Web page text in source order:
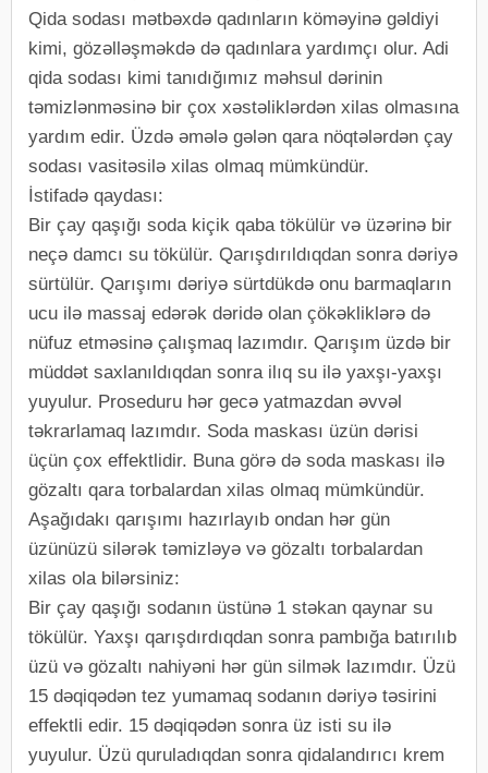
Qida sodası mətbəxdə qadınların köməyinə gəldiyi
kimi, gözəlləşməkdə də qadınlara yardımçı olur. Adi
qida sodası kimi tanıdığımız məhsul dərinin
təmizlənməsinə bir çox xəstəliklərdən xilas olmasına
yardım edir. Üzdə əmələ gələn qara nöqtələrdən çay
sodası vasitəsilə xilas olmaq mümkündür.
İstifadə qaydası:
Bir çay qaşığı soda kiçik qaba tökülür və üzərinə bir
neçə damcı su tökülür. Qarışdırıldıqdan sonra dəriyə
sürtülür. Qarışımı dəriyə sürtdükdə onu barmaqların
ucu ilə massaj edərək dəridə olan çökəkliklərə də
nüfuz etməsinə çalışmaq lazımdır. Qarışım üzdə bir
müddət saxlanıldıqdan sonra ilıq su ilə yaxşı-yaxşı
yuyulur. Proseduru hər gecə yatmazdan əvvəl
təkrarlamaq lazımdır. Soda maskası üzün dərisi
üçün çox effektlidir. Buna görə də soda maskası ilə
gözaltı qara torbalardan xilas olmaq mümkündür.
Aşağıdakı qarışımı hazırlayıb ondan hər gün
üzünüzü silərək təmizləyə və gözaltı torbalardan
xilas ola bilərsiniz:
Bir çay qaşığı sodanın üstünə 1 stəkan qaynar su
tökülür. Yaxşı qarışdırdıqdan sonra pambığa batırılıb
üzü və gözaltı nahiyəni hər gün silmək lazımdır. Üzü
15 dəqiqədən tez yumamaq sodanın dəriyə təsirini
effektli edir. 15 dəqiqədən sonra üz isti su ilə
yuyulur. Üzü quruladıqdan sonra qidalandırıcı krem